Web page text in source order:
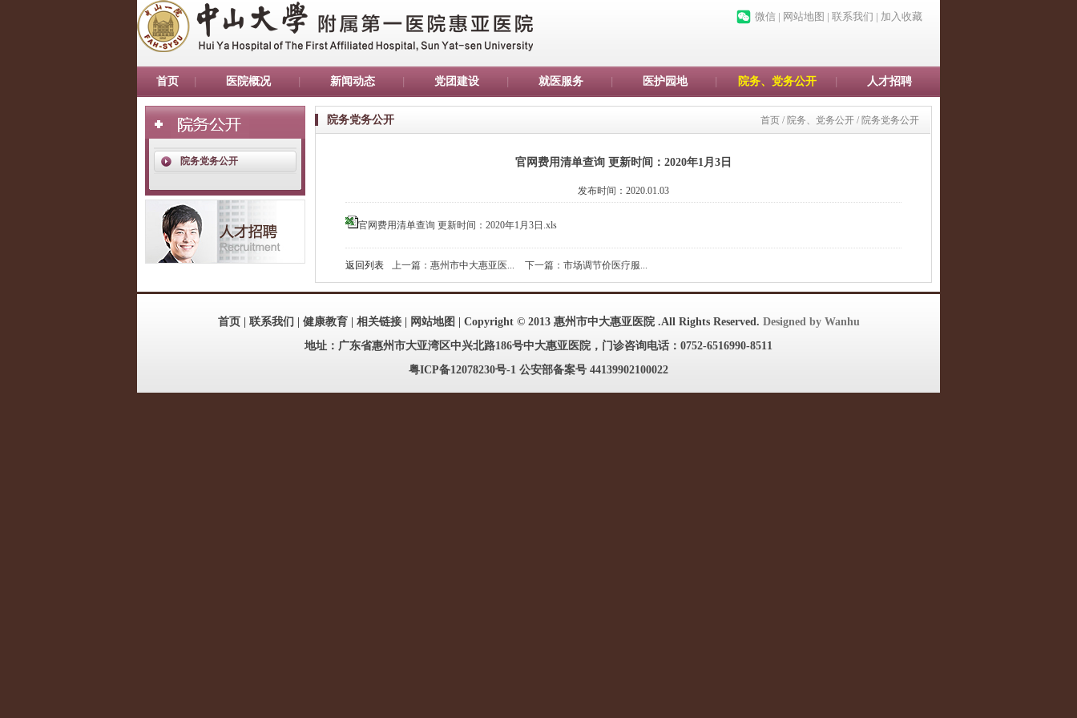
微信 | 网站地图 | 联系我们 | 加入收藏
首页 医院概况 新闻动态 党团建设 就医服务 医护园地 院务、党务公开 人才招聘
院务党务公开
首页 / 院务、党务公开 / 院务党务公开
院务党务公开
官网费用清单查询 更新时间：2020年1月3日
发布时间：2020.01.03
官网费用清单查询 更新时间：2020年1月3日.xls
返回列表 上一篇：惠州市中大惠亚医... 下一篇：市场调节价医疗服...
首页| 联系我们 健康教育| 相关链接| 网站地图 | Copyright © 2013 惠州市中大惠亚医院 .All Rights Reserved. Designed by Wanhu
地址：广东省惠州市大亚湾区中兴北路186号中大惠亚医院，门诊咨询电话：0752-6516990-8511
粤ICP备12078230号-1 公安部备案号 44139902100022